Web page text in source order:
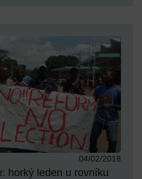
04/02/2018
horký leden u rovníku